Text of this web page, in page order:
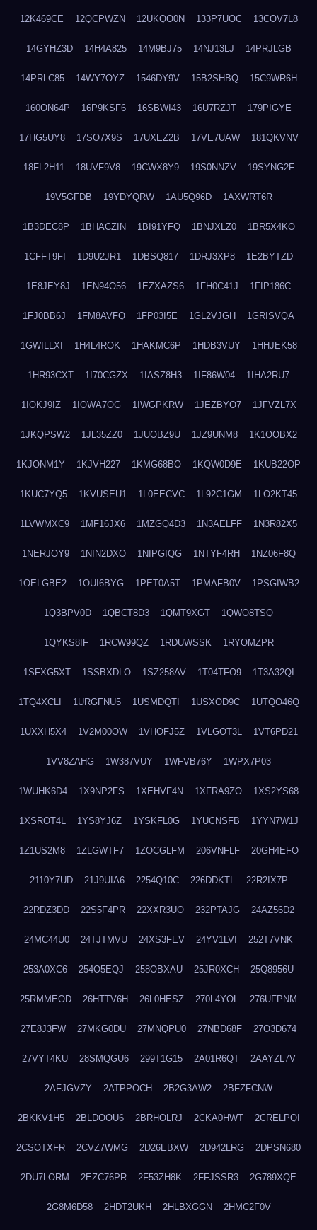
12K469CE 12QCPWZN 12UKQO0N 133P7UOC 13COV7L8
14GYHZ3D 14H4A825 14M9BJ75 14NJ13LJ 14PRJLGB
14PRLC85 14WY7OYZ 1546DY9V 15B2SHBQ 15C9WR6H
160ON64P 16P9KSF6 16SBWI43 16U7RZJT 179PIGYE
17HG5UY8 17SO7X9S 17UXEZ2B 17VE7UAW 181QKVNV
18FL2H11 18UVF9V8 19CWX8Y9 19S0NNZV 19SYNG2F
19V5GFDB 19YDYQRW 1AU5Q96D 1AXWRT6R
1B3DEC8P 1BHACZIN 1BI91YFQ 1BNJXLZ0 1BR5X4KO
1CFFT9FI 1D9U2JR1 1DBSQ817 1DRJ3XP8 1E2BYTZD
1E8JEY8J 1EN94O56 1EZXAZS6 1FH0C41J 1FIP186C
1FJ0BB6J 1FM8AVFQ 1FP03I5E 1GL2VJGH 1GRISVQA
1GWILLXI 1H4L4ROK 1HAKMC6P 1HDB3VUY 1HHJEK58
1HR93CXT 1I70CGZX 1IASZ8H3 1IF86W04 1IHA2RU7
1IOKJ9IZ 1IOWA7OG 1IWGPKRW 1JEZBYO7 1JFVZL7X
1JKQPSW2 1JL35ZZ0 1JUOBZ9U 1JZ9UNM8 1K1OOBX2
1KJONM1Y 1KJVH227 1KMG68BO 1KQW0D9E 1KUB22OP
1KUC7YQ5 1KVUSEU1 1L0EECVC 1L92C1GM 1LO2KT45
1LVWMXC9 1MF16JX6 1MZGQ4D3 1N3AELFF 1N3R82X5
1NERJOY9 1NIN2DXO 1NIPGIQG 1NTYF4RH 1NZ06F8Q
1OELGBE2 1OUI6BYG 1PET0A5T 1PMAFB0V 1PSGIWB2
1Q3BPV0D 1QBCT8D3 1QMT9XGT 1QWO8TSQ
1QYKS8IF 1RCW99QZ 1RDUWSSK 1RYOMZPR
1SFXG5XT 1SSBXDLO 1SZ258AV 1T04TFO9 1T3A32QI
1TQ4XCLI 1URGFNU5 1USMDQTI 1USXOD9C 1UTQO46Q
1UXXH5X4 1V2M00OW 1VHOFJ5Z 1VLGOT3L 1VT6PD21
1VV8ZAHG 1W387VUY 1WFVB76Y 1WPX7P03
1WUHK6D4 1X9NP2FS 1XEHVF4N 1XFRA9ZO 1XS2YS68
1XSROT4L 1YS8YJ6Z 1YSKFL0G 1YUCNSFB 1YYN7W1J
1Z1US2M8 1ZLGWTF7 1ZOCGLFM 206VNFLF 20GH4EFO
2110Y7UD 21J9UIA6 2254Q10C 226DDKTL 22R2IX7P
22RDZ3DD 22S5F4PR 22XXR3UO 232PTAJG 24AZ56D2
24MC44U0 24TJTMVU 24XS3FEV 24YV1LVI 252T7VNK
253A0XC6 254O5EQJ 258OBXAU 25JR0XCH 25Q8956U
25RMMEOD 26HTTV6H 26L0HESZ 270L4YOL 276UFPNM
27E8J3FW 27MKG0DU 27MNQPU0 27NBD68F 27O3D674
27VYT4KU 28SMQGU6 299T1G15 2A01R6QT 2AAYZL7V
2AFJGVZY 2ATPPOCH 2B2G3AW2 2BFZFCNW
2BKKV1H5 2BLDOOU6 2BRHOLRJ 2CKA0HWT 2CRELPQI
2CSOTXFR 2CVZ7WMG 2D26EBXW 2D942LRG 2DPSN680
2DU7LORM 2EZC76PR 2F53ZH8K 2FFJSSR3 2G789XQE
2G8M6D58 2HDT2UKH 2HLBXGGN 2HMC2F0V